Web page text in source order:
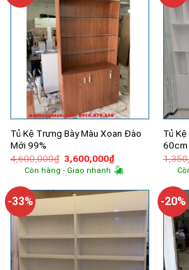
Tủ Kệ Trưng Bày Màu Xoan Đào
Mới 99%
4,600,000₫ Giá
gốc
là:
3,600,000₫Giá
hiện
tại
3,600,000₫.
Còn hàng - Giao nhanh
Tủ
60cm
-33% -20%